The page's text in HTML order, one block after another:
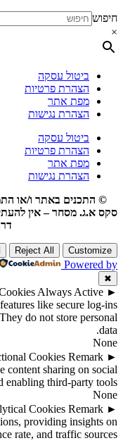
חיפוש
×
ביטול עסקה
הצהרת פרטיות
מפת אתר
הצהרת נגישות
ביטול עסקה
הצהרת פרטיות
מפת אתר
הצהרת נגישות
© התכנים באתר ו/או
סקס א.ג. מסחר – אין
Customize
Reject All
Powered by
✖
►
Always Active
like secure log-ins
do not store personal
data.
None
►
Cookies Remark
content sharing on social
enabling third-party tools.
None
►
Cookies Remark
providing insights on
rate, and traffic sources.